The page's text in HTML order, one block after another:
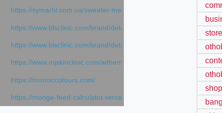
https://symarhl.com.ua/sweater-merino-crew-neck-navy-blue/
https://www.blsclinic.com/brand/detail.php
https://www.blsclinic.com/brand/detail.php?c=1013&n=29306
https://www.mjskinclinic.com/aithermage
https://morroccotours.com/
https://monge-feed-calculator.vercel.app/feed-calculator